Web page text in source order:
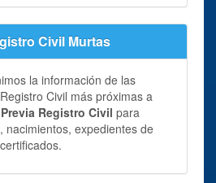
Civil Murtas
la información de las
Civil más próximas a
Registro Civil para
nacimientos, expedientes de